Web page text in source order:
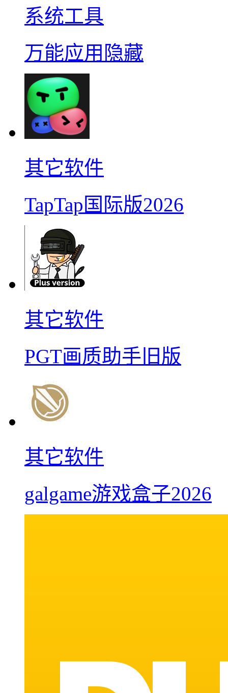
系统工具
万能应用隐藏
其它软件
TapTap国际版2026
其它软件
PGT画质助手旧版
其它软件
galgame游戏盒子2026